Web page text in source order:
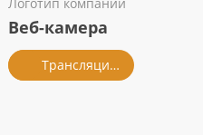
Веб-камера
Трансляция из салона